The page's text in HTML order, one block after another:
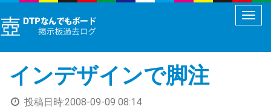
メ
ュ
インデザインで脚注
投稿日時:2008-09-09 08:14